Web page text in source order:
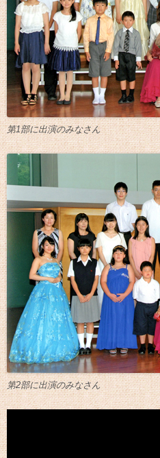
第1部に出演のみなさん
第2部に出演のみなさん